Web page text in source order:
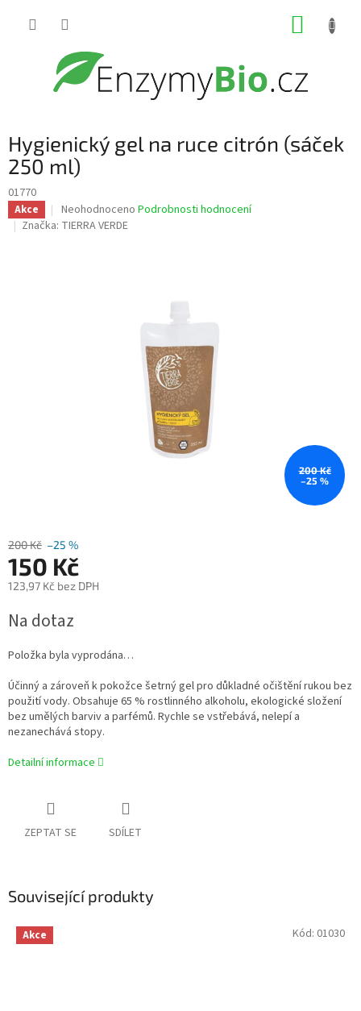
Hygienický gel na ruce citrón (sáček
250 ml)
01770
Akce
Průměrné
hodnocení
Neohodnoceno Podrobnosti hodnocení
Značka: TIERRA VERDE
200 Kč
–25 %
200 Kč –25 %
150 Kč
123,97 Kč bez DPH
cena:
Na dotaz
Položka byla vyprodána…
Účinný a zároveň k pokožce šetrný gel pro důkladné očištění rukou bez
použití vody. Obsahuje 65 % rostlinného alkoholu, ekologické složení
bez umělých barviv a parfémů. Rychle se vstřebává, nelepí a
nezanechává stopy.
Detailní informace
ZEPTAT SE SDÍLET
Související produkty
Akce Kód: 01030